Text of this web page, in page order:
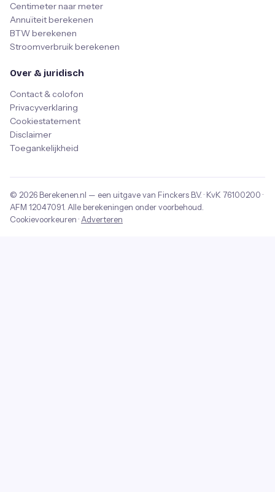
Centimeter naar meter
Annuïteit berekenen
BTW berekenen
Stroomverbruik berekenen
Over & juridisch
Contact & colofon
Privacyverklaring
Cookiestatement
Disclaimer
Toegankelijkheid
© 2026 Berekenen.nl — een uitgave van Finckers B.V. · KvK 76100200 ·
AFM 12047091 . Alle berekeningen onder voorbehoud.
Cookievoorkeuren · Adverteren